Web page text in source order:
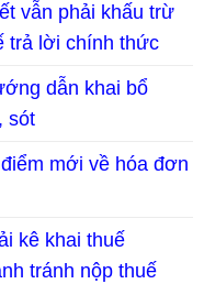
vẫn phải khấu trừ
trả lời chính thức
dẫn khai bổ
sót
mới về hóa đơn
kê khai thuế
tránh nộp thuế